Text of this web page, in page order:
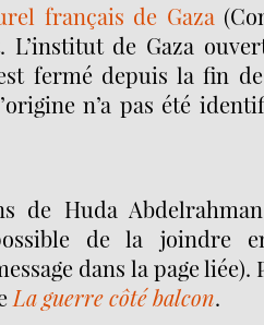
français de Gaza
L’institut de Gaza
fermé depuis la fin
n’a pas été
de Huda
de la joindre
dans la page liée).
La guerre côté balcon.